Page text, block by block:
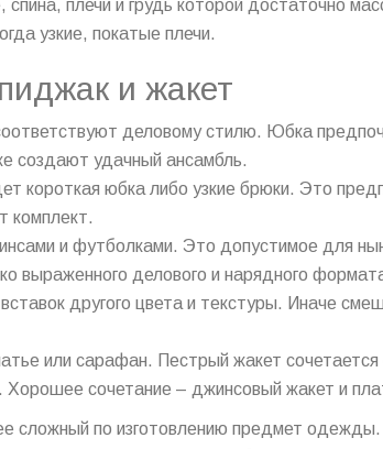
плечи и грудь которой достаточно
узкие, покатые плечи.
и жакет
деловому стилю. Юбка
создают удачный ансамбль.
короткая юбка либо узкие брюки. Это
комплект.
и футболками. Это допустимое для
выраженного делового и нарядного
другого цвета и текстуры. Иначе
или сарафан. Пестрый жакет
сочетание – джинсовый жакет и
сложный по изготовлению предмет